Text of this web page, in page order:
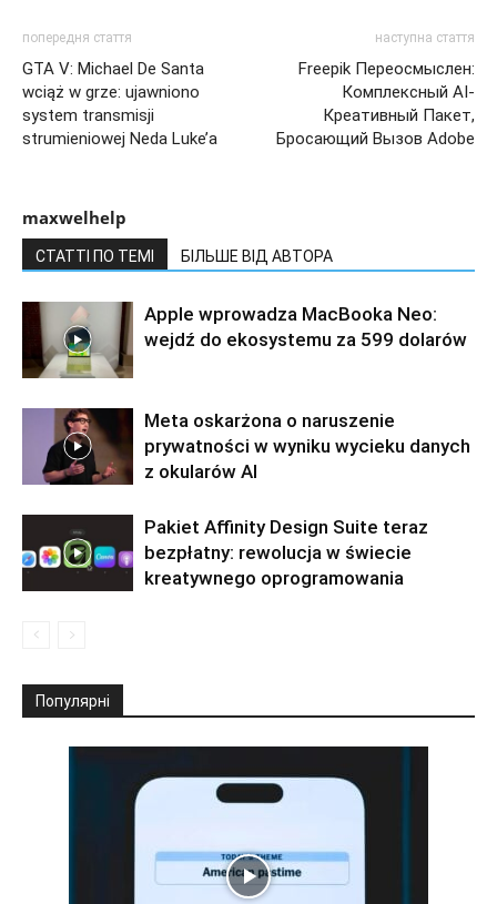
попередня стаття
GTA V: Michael De Santa
wciąż w grze: ujawniono
system transmisji
strumieniowej Neda Luke’a
наступна стаття
Freepik Переосмыслен:
Комплексный AI-
Креативный Пакет,
Бросающий Вызов Adobe
maxwelhelp
СТАТТІ ПО ТЕМІ БІЛЬШЕ ВІД АВТОРА
Apple wprowadza MacBooka Neo:
wejdź do ekosystemu za 599 dolarów
Meta oskarżona o naruszenie
prywatności w wyniku wycieku danych
z okularów AI
Pakiet Affinity Design Suite teraz
bezpłatny: rewolucja w świecie
kreatywnego oprogramowania
Популярні